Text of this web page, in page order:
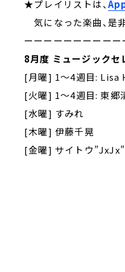
★プレイリストは、
気になった楽曲、是
ーーーーーーーーー
8月度 ミュージックセ
[月曜] 1～4週目:
[火曜] 1～4週目: 東郷
[水曜] すみれ
[木曜] 伊藤千晃
[金曜] サイトウ”JxJx”